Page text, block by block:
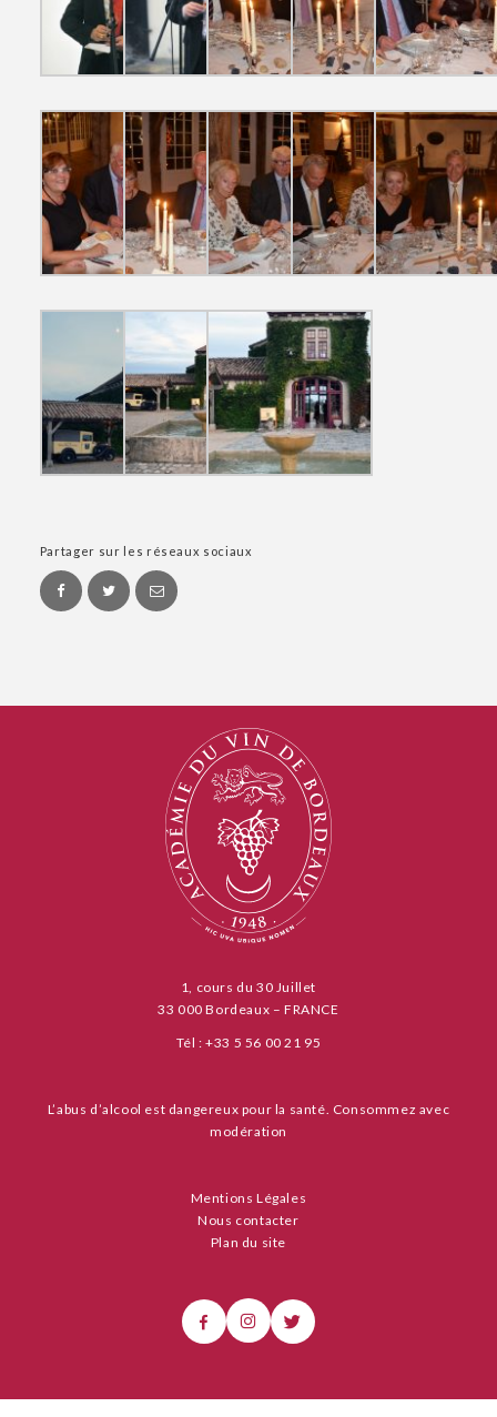
Partager sur les réseaux sociaux
1, cours du 30 Juillet
33 000 Bordeaux – FRANCE
Tél : +33 5 56 00 21 95
L’abus d’alcool est dangereux pour la santé. Consommez avec
modération
Mentions Légales
Nous contacter
Plan du site